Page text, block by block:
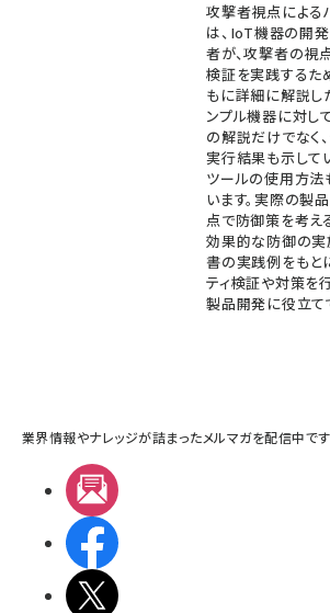
攻撃者視点による
は、IoT機器の開
者が、攻撃者の視
検証を実践するた
もに詳細に解説し
ンプル機器に対し
の解説だけでなく
実行結果も示して
ツールの使用方法
います。実際の製
点で防御策を考え
効果的な防御の実
書の実践例をもと
ティ検証や対策を
製品開発に役立て
業界情報やナレッジが詰まったメルマガを配信中です